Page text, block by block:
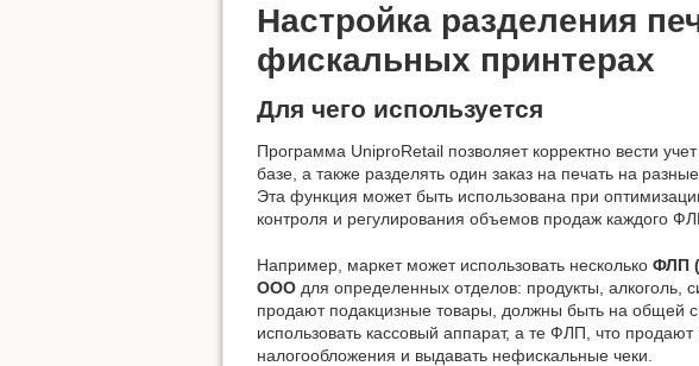
Настройка разделения
фискальных принтерах
Для чего используется
Программа UniproRetail позволяет корректно вести
базе, а также разделять один заказ на печать на
Эта функция может быть использована при
контроля и регулирования объемов продаж каждого
Например, маркет может использовать несколько ФЛП
ООО для определенных отделов: продукты,
продают подакцизные товары, должны быть на общей
использовать кассовый аппарат, а те ФЛП, что
налогообложения и выдавать нефискальные чеки.